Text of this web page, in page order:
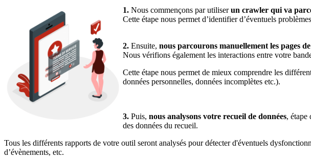
1. Nous commençons par utiliserun crawler qui va
Cette étape nous permet d’identifier d’éventuels
2. Ensuite, nous parcourons manuellement les pages
Nous vérifions également les interactions entre votre
Cette étape nous permet de mieux comprendre les
données personnelles, données incomplètes etc.).
3. Puis, nous analysons votre recueil de données, étape
des données du recueil.
Tous les différents rapports de votre outil seront analysés pour détecter d'éventuels
d’évènements, etc.